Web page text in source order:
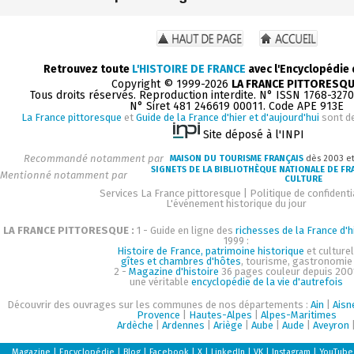
Retrouvez toute L'HISTOIRE DE FRANCE avec
Copyright © 1999-2026 LA FRANCE
Tous droits réservés. Reproduction interdite. N° ISSN 1768-
N° Siret 481 246619 00011. Code APE 913E
La France pittoresque et Guide de la France d'hier et d'aujourd'hui sont
Site déposé à l'INPI
Recommandé notamment par MAISON DU TOURISME FRANÇAIS dès 2003
Mentionné notamment par
SIGNETS DE LA BIBLIOTHÈQUE NATIONALE DE
CULTURE
Services La France pittoresque
Politique de
L'événement historique du jour
LA FRANCE PITTORESQUE : 1 - Guide en ligne des richesses de la France
1999 :
Histoire de France, patrimoine historique et
gîtes et chambres d'hôtes, tourisme, gastronomie
2 - Magazine d'histoire 36 pages couleur depuis
une véritableencyclopédie de la vie d'autrefois
Découvrir des ouvrages sur les communes de nos départements :Ain |
Provence
Hautes-Alpes
Alpes-Maritimes
Ardèche |Ardennes |Ariège |Aube |Aude |Aveyron